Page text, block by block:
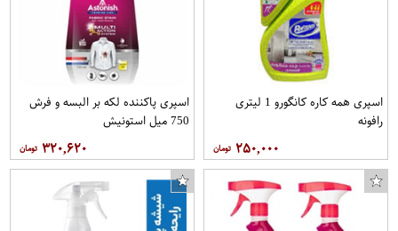
اسپری همه کاره کانگورو 1 لیتری
رافونه
۲۵۰,۰۰۰
اسپری پاکننده لکه بر البسه و فرش
750 میل استونیش
۳۲۰,۶۲۰